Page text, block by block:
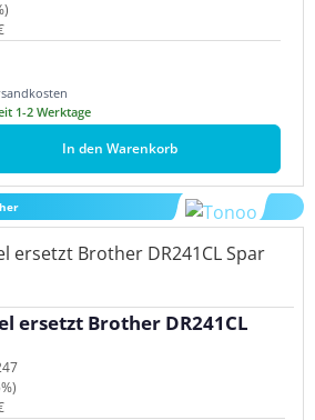
1-2 Werktage
In den Warenkorb
ersetzt Brother DR241CL